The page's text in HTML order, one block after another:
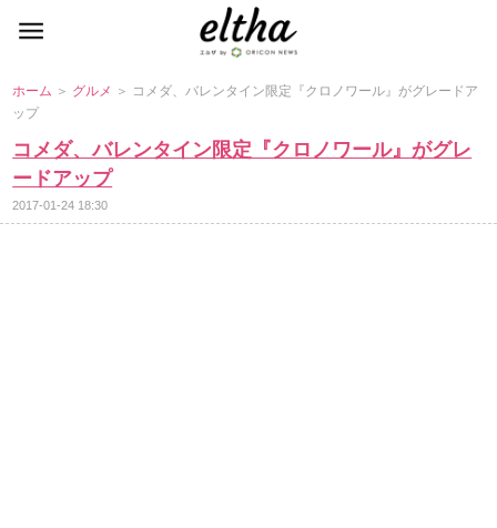
ホーム ＞ グルメ ＞ コメダ、バレンタイン限定『クロノワール』がグレードア
ップ
コメダ、バレンタイン限定『クロノワール』がグレ
ードアップ
2017-01-24 18:30